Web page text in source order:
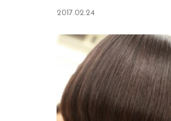
2017.02.24